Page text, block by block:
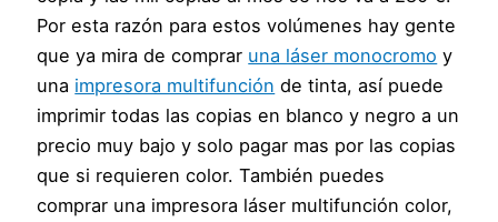
Por esta razón para estos volúmenes hay gente
que ya mira de comprar una láser monocromo y
una impresora multifunción de tinta, así puede
imprimir todas las copias en blanco y negro a un
precio muy bajo y solo pagar mas por las copias
que si requieren color. También puedes
comprar una impresora láser multifunción color,